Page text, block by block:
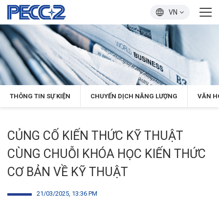
VN
THÔNG TIN SỰ KIỆN CHUYỂN DỊCH NĂNG LƯỢNG VĂN
CỦNG CỐ KIẾN THỨC KỸ THUẬT
CÙNG CHUỖI KHÓA HỌC KIẾN THỨC
CƠ BẢN VỀ KỸ THUẬT
21/03/2025, 13:36 PM